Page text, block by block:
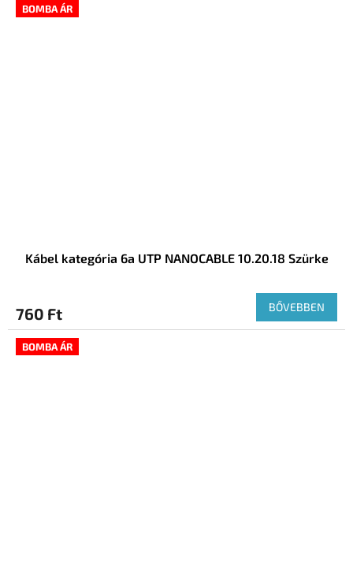
BOMBA ÁR
Kábel kategória 6a UTP NANOCABLE 10.20.18 Szürke
760 Ft BŐVEBBEN
BOMBA ÁR